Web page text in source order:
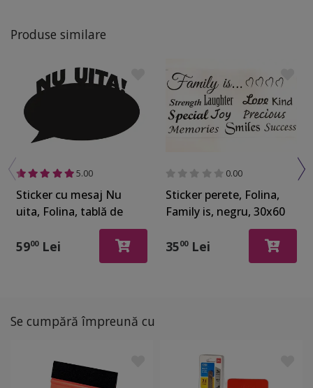
Produse similare
5.00
Sticker cu mesaj Nu
uita, Folina, tablă de
scris, negru, 50 x 32 cm
5900Lei
0.00
Sticker perete, Folina,
Family is, negru, 30x60
3500Lei
Se cumpără împreună cu